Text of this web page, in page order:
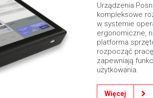
Urządzenia
kompleksowe
w systemie
ergonomiczne,
platforma
rozpocząć
zapewniają
użytkowania.
Więcej